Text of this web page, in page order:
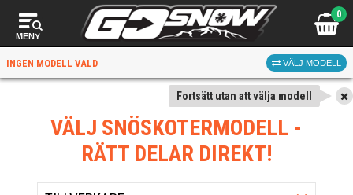
MENY
0
INGEN MODELL VALD VÄLJ MODELL
Fortsätt utan att välja modell
VÄLJ SNÖSKOTERMODELL -
RÄTT DELAR DIREKT!